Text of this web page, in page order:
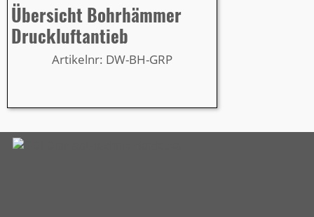
Übersicht Bohrhämmer
Druckluftantieb
Artikelnr: DW-BH-GRP